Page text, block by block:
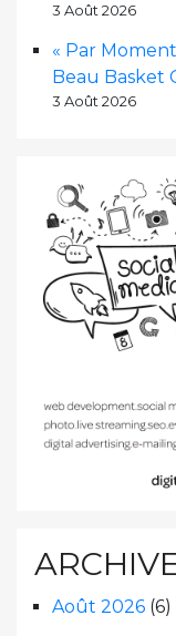
3 Août 2026
« Par
Beau Basket
3 Août 2026
Août 2026 (6)